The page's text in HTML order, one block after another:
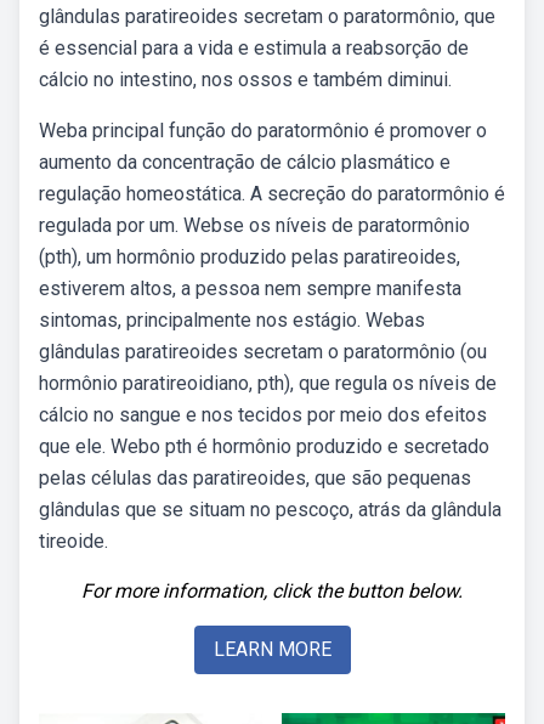
glândulas paratireoides secretam o paratormônio, que
é essencial para a vida e estimula a reabsorção de
cálcio no intestino, nos ossos e também diminui.
Weba principal função do paratormônio é promover o
aumento da concentração de cálcio plasmático e
regulação homeostática. A secreção do paratormônio é
regulada por um. Webse os níveis de paratormônio
(pth), um hormônio produzido pelas paratireoides,
estiverem altos, a pessoa nem sempre manifesta
sintomas, principalmente nos estágio. Webas
glândulas paratireoides secretam o paratormônio (ou
hormônio paratireoidiano, pth), que regula os níveis de
cálcio no sangue e nos tecidos por meio dos efeitos
que ele. Webo pth é hormônio produzido e secretado
pelas células das paratireoides, que são pequenas
glândulas que se situam no pescoço, atrás da glândula
tireoide.
For more information, click the button below.
LEARN MORE